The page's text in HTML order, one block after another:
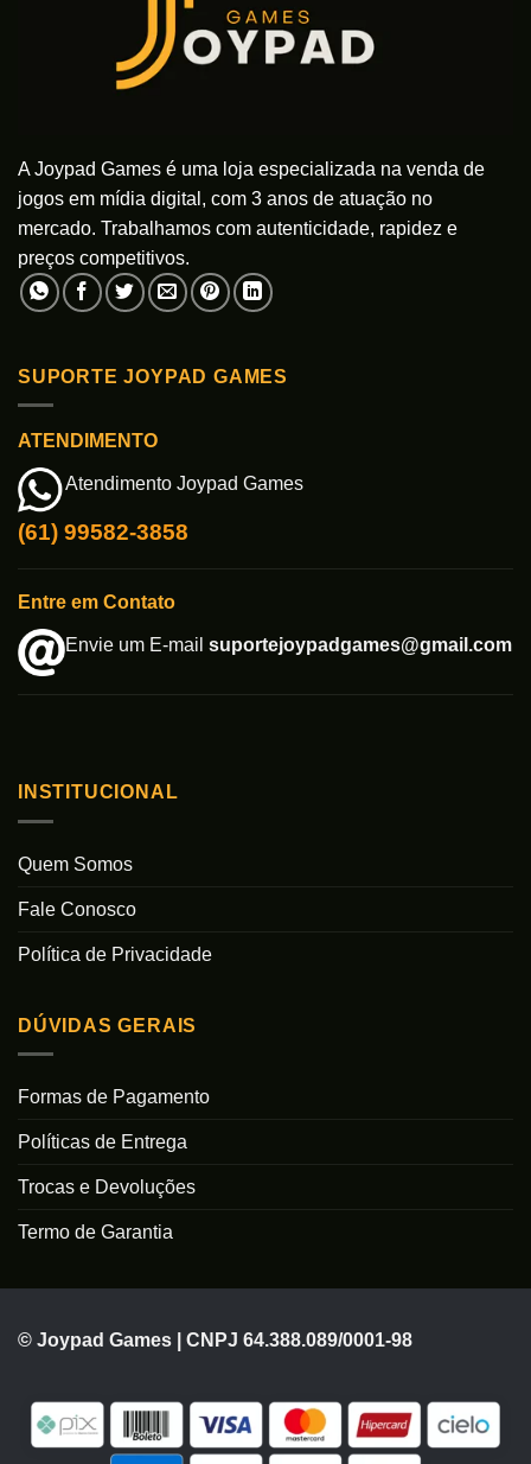
ser
escolhidas
na
A Joypad Games é uma loja especializada na venda de
jogos em mídia digital, com 3 anos de atuação no
mercado. Trabalhamos com autenticidade, rapidez e
preços competitivos.
SUPORTE JOYPAD GAMES
ATENDIMENTO
Atendimento Joypad Games
(61) 99582-3858
Entre em Contato
Envie um E-mail suportejoypadgames@gmail.com
INSTITUCIONAL
Quem Somos
Fale Conosco
Política de Privacidade
DÚVIDAS GERAIS
Formas de Pagamento
Políticas de Entrega
Trocas e Devoluções
Termo de Garantia
© Joypad Games | CNPJ 64.388.089/0001-98